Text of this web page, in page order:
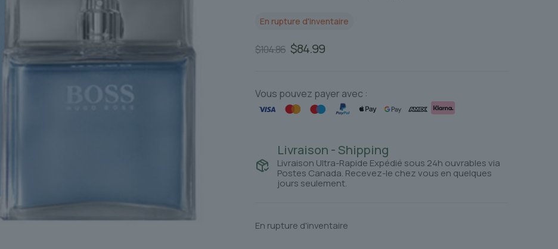
En rupture d'inventaire
$104.86 Le
était :
$104.86.
$84.99Le
est :
$84.99.
Vous pouvez payer avec :
Livraison - Shipping
Livraison Ultra-Rapide Expédié sous 24h ouvrables via
Postes Canada. Recevez-le chez vous en quelques
jours seulement.
En rupture d'inventaire